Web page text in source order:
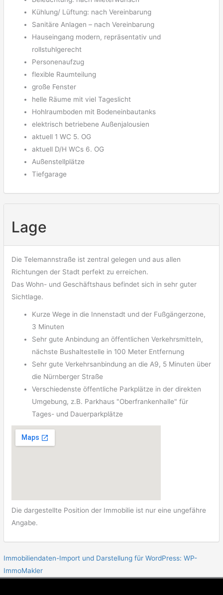
Kühlung/ Lüftung: nach Vereinbarung
Sanitäre Anlagen – nach Vereinbarung
Hauseingang modern, repräsentativ und
rollstuhlgerecht
Personenaufzug
flexible Raumteilung
große Fenster
helle Räume mit viel Tageslicht
Hohlraumboden mit Bodeneinbautanks
elektrisch betriebene Außenjalousien
aktuell 1 WC 5. OG
aktuell D/H WCs 6. OG
Außenstellplätze
Tiefgarage
Lage
Die Telemannstraße ist zentral gelegen und aus allen
Richtungen der Stadt perfekt zu erreichen.
Das Wohn- und Geschäftshaus befindet sich in sehr guter
Sichtlage.
Kurze Wege in die Innenstadt und der Fußgängerzone,
3 Minuten
Sehr gute Anbindung an öffentlichen Verkehrsmitteln,
nächste Bushaltestelle in 100 Meter Entfernung
Sehr gute Verkehrsanbindung an die A9, 5 Minuten über
die Nürnberger Straße
Verschiedenste öffentliche Parkplätze in der direkten
Umgebung, z.B. Parkhaus "Oberfrankenhalle" für
Tages- und Dauerparkplätze
Die dargestellte Position der Immobilie ist nur eine ungefähre
Angabe.
Immobiliendaten-Import und Darstellung für WordPress: WP-
ImmoMakler